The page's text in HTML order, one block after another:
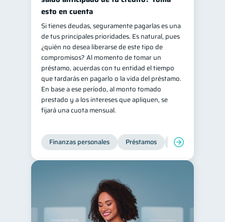
esto en cuenta
Si tienes deudas, seguramente pagarlas es una
de tus principales prioridades. Es natural, pues
¿quién no desea liberarse de este tipo de
compromisos? Al momento de tomar un
préstamo, acuerdas con tu entidad el tiempo
que tardarás en pagarlo o la vida del préstamo.
En base a ese período, al monto tomado
prestado y a los intereses que apliquen, se
fijará una cuota mensual.
Finanzas personales Préstamos Productos